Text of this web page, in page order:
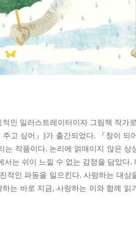
인 일러스트레이터이자 그림책 작가
고 싶어』)가 출간되었다. 『창이 되
작품이다. 논리에 얽매이지 않은 상
는 쉬이 느낄 수 없는 감정을 담았다.
적인 파동을 일으킨다. 사랑하는 대상
는 바로 지금, 사랑하는 이와 함께 읽